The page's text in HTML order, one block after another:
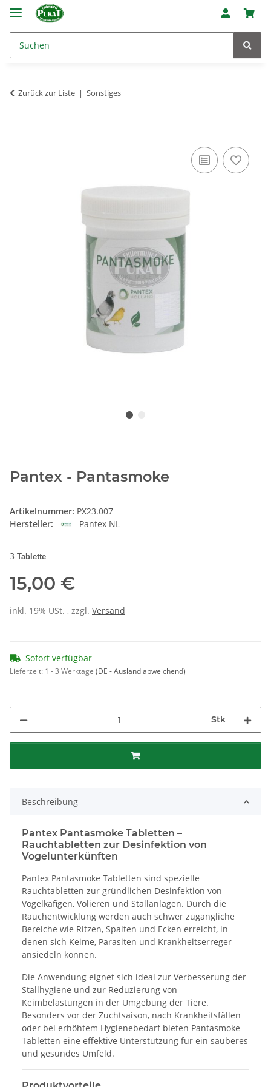
Zurück zur Liste Sonstiges
Pantex - Pantasmoke
Artikelnummer: PX23.007
Hersteller:
Pantex NL
3 Tablette
15,00 €
inkl. 19% USt. , zzgl. Versand
Sofort verfügbar
Lieferzeit: 1 - 3 Werktage (DE - Ausland abweichend)
Stk
Beschreibung
Pantex Pantasmoke Tabletten –
Rauchtabletten zur Desinfektion von
Vogelunterkünften
Pantex Pantasmoke Tabletten sind spezielle
Rauchtabletten zur gründlichen Desinfektion von
Vogelkäfigen, Volieren und Stallanlagen. Durch die
Rauchentwicklung werden auch schwer zugängliche
Bereiche wie Ritzen, Spalten und Ecken erreicht, in
denen sich Keime, Parasiten und Krankheitserreger
ansiedeln können.
Die Anwendung eignet sich ideal zur Verbesserung der
Stallhygiene und zur Reduzierung von
Keimbelastungen in der Umgebung der Tiere.
Besonders vor der Zuchtsaison, nach Krankheitsfällen
oder bei erhöhtem Hygienebedarf bieten Pantasmoke
Tabletten eine effektive Unterstützung für ein sauberes
und gesundes Umfeld.